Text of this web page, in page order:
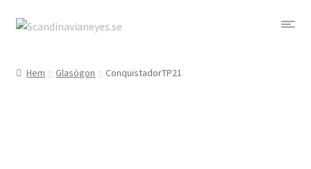
Hoppa
Hoppa
Hem Glasögon ConquistadorTP21